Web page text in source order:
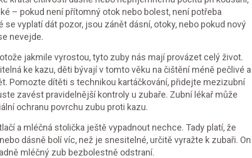
– pokud není přítomný otok nebo bolest, není potřeba
se vyplatí dát pozor, jsou zánět dásní, otoky, nebo pokud nový
nevejde.
jakmile vyrostou, tyto zuby nás mají provázet celý život.
ke kazu, děti bývají v tomto věku na čištění méně pečlivé a
Pomozte dítěti s technikou kartáčkování, přidejte mezizubní
zavést pravidelnější kontroly u zubaře. Zubní lékař může
ochranu povrchu zubu proti kazu.
a mléčná stolička ještě vypadnout nechce. Tady platí, že
dásně bolí víc, než je snesitelné, určitě vyražte k zubaři. On
mléčný zub bezbolestně odstraní.